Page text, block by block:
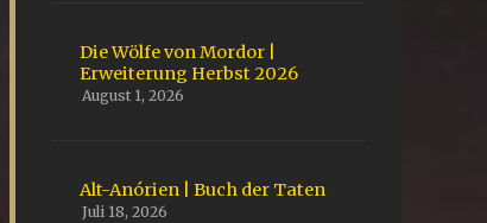
Die Wölfe von Mordor |
Erweiterung Herbst 2026
August 1, 2026
Alt-Anórien | Buch der Taten
Juli 18, 2026